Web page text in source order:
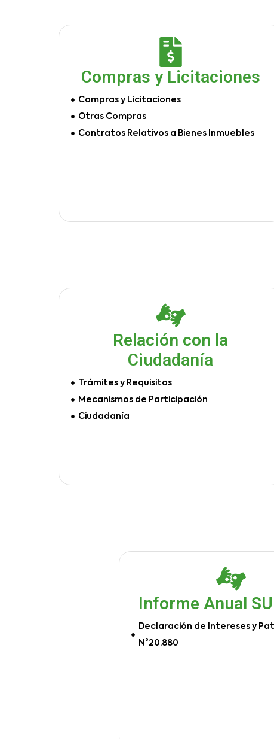
Compras y Licitaciones
Compras y Licitaciones
Otras Compras
Contratos Relativos a Bienes Inmuebles
Relación con la
Ciudadanía
Trámites y Requisitos
Mecanismos de Participación
Ciudadanía
Informe Anual
Declaración de Intereses y
N°20.880